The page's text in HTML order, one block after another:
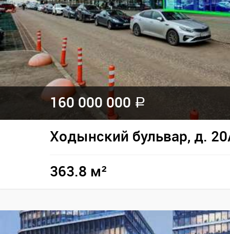
160 000 000 a
Ходынский бульвар, д.
363.8 м²